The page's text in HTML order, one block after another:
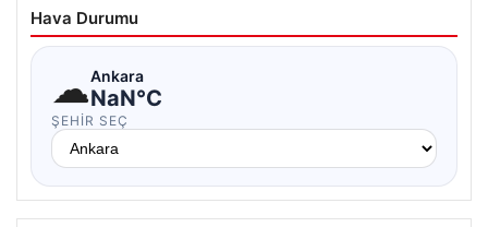
Hava Durumu
☁Ankara
NaN°C
ŞEHIR SEÇ